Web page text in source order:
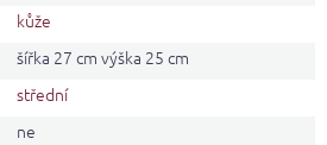
kůže
šířka 27 cm výška 25 cm
střední
ne